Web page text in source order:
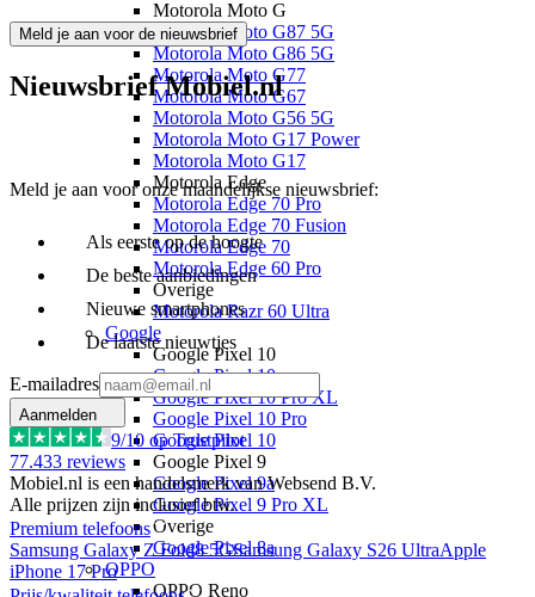
Motorola Moto G
Motorola Moto G87 5G
Motorola Moto G86 5G
Motorola Moto G77
Motorola Moto G67
Motorola Moto G56 5G
Motorola Moto G17 Power
Motorola Moto G17
Motorola Edge
Motorola Edge 70 Pro
Motorola Edge 70 Fusion
Motorola Edge 70
Motorola Edge 60 Pro
Overige
Motorola Razr 60 Ultra
Google
Google Pixel 10
Google Pixel 10a
Google Pixel 10 Pro XL
Google Pixel 10 Pro
Google Pixel 10
Google Pixel 9
Google Pixel 9a
Google Pixel 9 Pro XL
Overige
Google Pixel 8a
OPPO
OPPO Reno
Meld je aan voor de nieuwsbrief
Nieuwsbrief Mobiel.nl
Meld je aan voor onze maandelijkse nieuwsbrief:
Als eerste op de hoogte
De beste aanbiedingen
Nieuwe smartphones
De laatste nieuwtjes
E-mailadres
Aanmelden
9/10 op Trustpilot
77.433 reviews
Mobiel.nl is een handelsmerk van Websend B.V.
Alle prijzen zijn inclusief btw.
Premium telefoons
Samsung Galaxy Z Fold8 5GSamsung Galaxy S26 UltraApple
iPhone 17 Pro